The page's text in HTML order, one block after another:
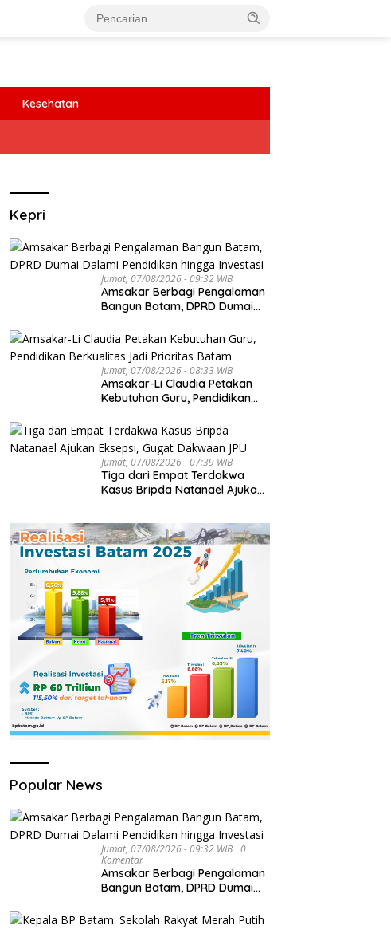
Kesehatan
Kepri
Jumat, 07/08/2026 - 09:32 WIB
Amsakar Berbagi Pengalaman
Bangun Batam, DPRD Dumai
Investasi
Jumat, 07/08/2026 - 08:33 WIB
Amsakar-Li Claudia Petakan
Kebutuhan Guru, Pendidikan
Batam
Jumat, 07/08/2026 - 07:39 WIB
Tiga dari Empat Terdakwa
Kasus Bripda Natanael Ajukan
Popular News
Jumat, 07/08/2026 - 09:32 WIB
0
Komentar
Amsakar Berbagi Pengalaman
Bangun Batam, DPRD Dumai
Investasi